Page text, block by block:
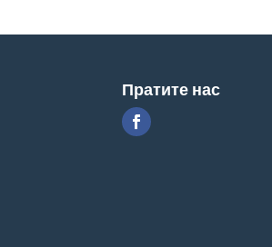
Пратите нас